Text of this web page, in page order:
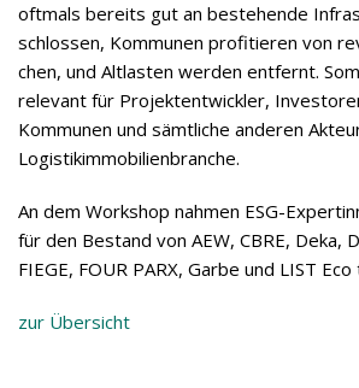
oft­mals bereits gut an bestehende
schlos­sen, Kom­mu­nen pro­fi­tie­ren von
chen, und Alt­las­ten wer­den ent­fernt.
rele­vant für Pro­jekt­ent­wick­ler,
Kom­mu­nen und sämt­li­che ande­ren
Logistikimmobilienbranche.
An dem Work­shop nah­men ESG-
für den Bestand von AEW, CBRE, Deka,
FIEGE, FOUR PARX, Garbe und LIST Eco
zur Über­sicht